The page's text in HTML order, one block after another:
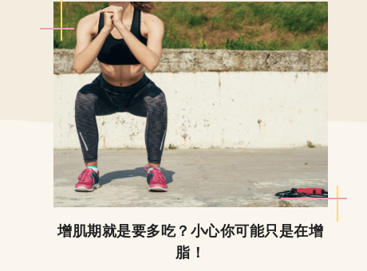
增肌期就是要多吃？小心你可能只是在增
脂！